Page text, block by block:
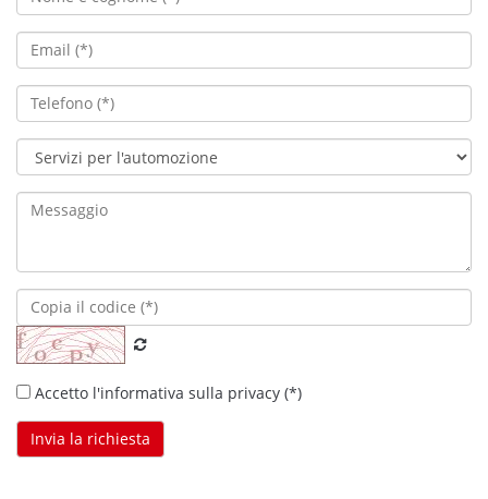
Accetto l'informativa sulla privacy (*)
Invia la richiesta